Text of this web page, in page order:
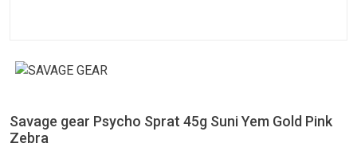
Savage gear Psycho Sprat 45g Suni Yem Gold Pink
Zebra